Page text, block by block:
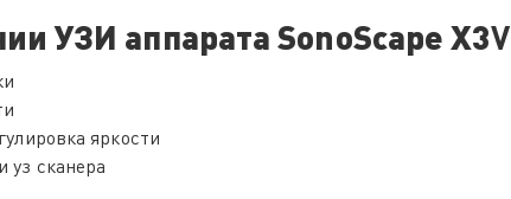
УЗИ аппарата SonoScape X3V
яркости
уз сканера